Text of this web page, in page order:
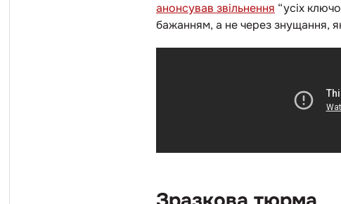
анонсував звільнення “усіх
бажанням, а не через знущання,